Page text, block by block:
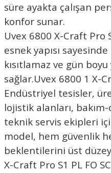
süre ayakta çalışan
konfor sunar.
Uvex 6800 X-Craft Pro
esnek yapısı
kısıtlamaz ve gün
sağlar.Uvex 6800 1 X-
Endüstriyel tesisler,
lojistik alanları,
teknik servis ekipleri
model, hem güvenlik
beklentilerini üst
X-Craft Pro S1 PL FO